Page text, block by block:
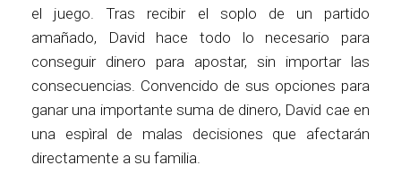
el juego. Tras recibir el soplo de un partido
amañado, David hace todo lo necesario para
conseguir dinero para apostar, sin importar las
consecuencias. Convencido de sus opciones para
ganar una importante suma de dinero, David cae en
una espìral de malas decisiones que afectarán
directamente a su familia.